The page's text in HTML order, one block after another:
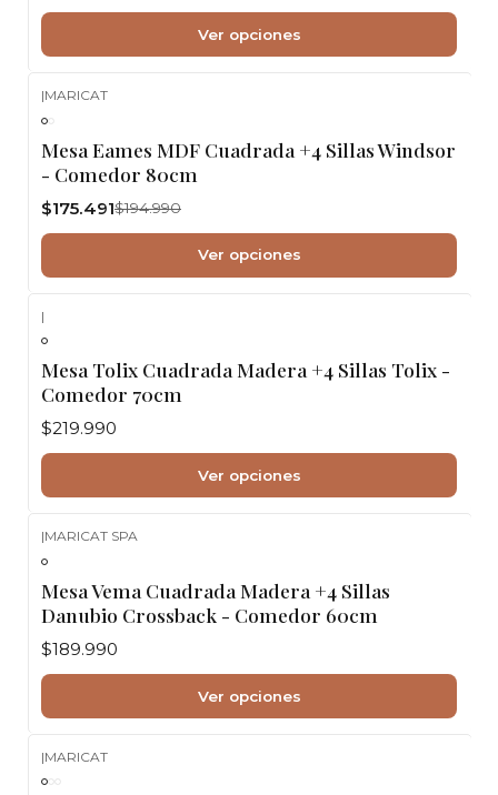
Ver opciones
|MARICAT
Mesa Eames MDF Cuadrada +4 Sillas Windsor
- Comedor 80cm
$175.491$194.990
Ver opciones
|
Mesa Tolix Cuadrada Madera +4 Sillas Tolix -
Comedor 70cm
$219.990
Ver opciones
|MARICAT SPA
Mesa Vema Cuadrada Madera +4 Sillas
Danubio Crossback - Comedor 60cm
$189.990
Ver opciones
|MARICAT